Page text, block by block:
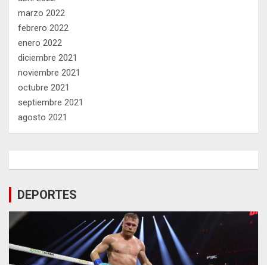
marzo 2022
febrero 2022
enero 2022
diciembre 2021
noviembre 2021
octubre 2021
septiembre 2021
agosto 2021
DEPORTES